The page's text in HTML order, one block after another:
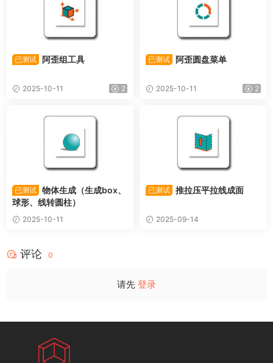
已测试 阿歪组工具
2025-10-11 2
已测试 阿歪圆盘菜单
2025-10-11 2
已测试 物体生成（生成box、
球形、线转圆柱）
2025-10-11
已测试 推拉压平拉线成面
2025-09-14
评论 0
请先 登录